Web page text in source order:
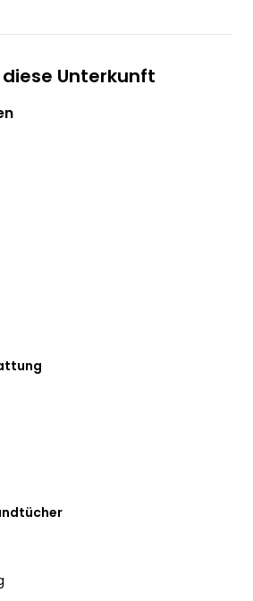
Unterkunft